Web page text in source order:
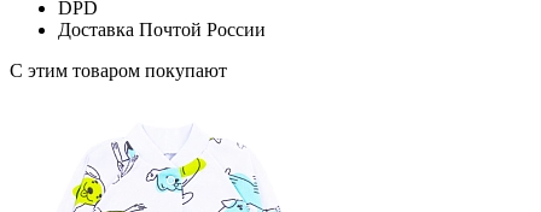
DPD
Доставка Почтой России
С этим товаром покупают